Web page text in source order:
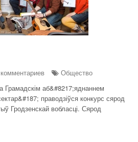
Общество
Грамадскім аб&#8217;яднаннем
праводзіўся конкурс сярод
Гродзенскай вобласці. Сярод